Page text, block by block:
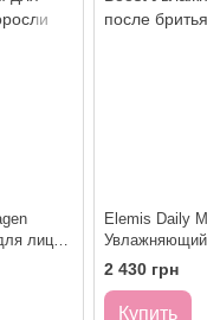
лица
Elemis Daily
бритья
2 430 грн
Купить